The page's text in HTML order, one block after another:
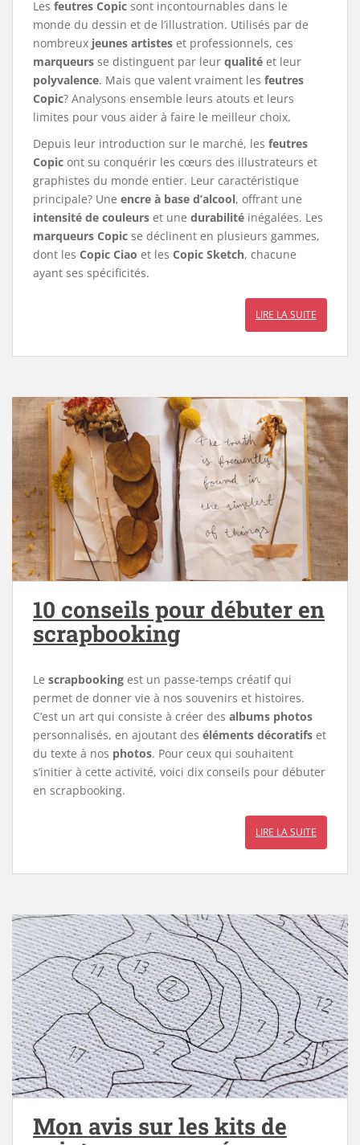
Les feutres Copic sont incontournables dans le
monde du dessin et de l’illustration. Utilisés par de
nombreux jeunes artistes et professionnels, ces
marqueurs se distinguent par leur qualité et leur
polyvalence. Mais que valent vraiment les feutres
Copic? Analysons ensemble leurs atouts et leurs
limites pour vous aider à faire le meilleur choix.
Depuis leur introduction sur le marché, les feutres
Copic ont su conquérir les cœurs des illustrateurs et
graphistes du monde entier. Leur caractéristique
principale? Une encre à base d’alcool, offrant une
intensité de couleurs et une durabilité inégalées. Les
marqueurs Copic se déclinent en plusieurs gammes,
dont les Copic Ciao et les Copic Sketch, chacune
ayant ses spécificités.
LIRE LA SUITE
10 conseils pour débuter en
scrapbooking
Le scrapbooking est un passe-temps créatif qui
permet de donner vie à nos souvenirs et histoires.
C’est un art qui consiste à créer des albums photos
personnalisés, en ajoutant des éléments décoratifs et
du texte à nos photos. Pour ceux qui souhaitent
s’initier à cette activité, voici dix conseils pour débuter
en scrapbooking.
LIRE LA SUITE
Mon avis sur les kits de